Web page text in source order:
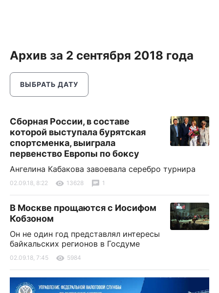
Архив за 2 сентября 2018 года
ВЫБРАТЬ ДАТУ
Сборная России, в составе
которой выступала бурятская
спортсменка, выиграла
первенство Европы по боксу
Ангелина Кабакова завоевала серебро турнира
02.09.18, 8:22 13628 1
В Москве прощаются с Иосифом
Кобзоном
Он не один год представлял интересы
байкальских регионов в Госдуме
02.09.18, 7:45 5984